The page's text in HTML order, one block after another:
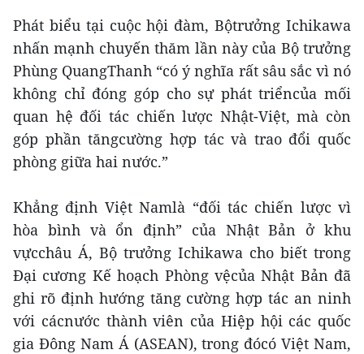
Phát biểu tại cuộc hội đàm, Bộtrưởng Ichikawa
nhấn mạnh chuyến thăm lần này của Bộ trưởng
Phùng QuangThanh “có ý nghĩa rất sâu sắc vì nó
không chỉ đóng góp cho sự phát triểncủa mối
quan hệ đối tác chiến lược Nhật-Việt, mà còn
góp phần tăngcường hợp tác và trao đổi quốc
phòng giữa hai nước.”
Khẳng định Việt Namlà “đối tác chiến lược vì
hòa bình và ổn định” của Nhật Bản ở khu
vựcchâu Á, Bộ trưởng Ichikawa cho biết trong
Đại cương Kế hoạch Phòng vệcủa Nhật Bản đã
ghi rõ định hướng tăng cường hợp tác an ninh
với cácnước thành viên của Hiệp hội các quốc
gia Đông Nam Á (ASEAN), trong đócó Việt Nam,